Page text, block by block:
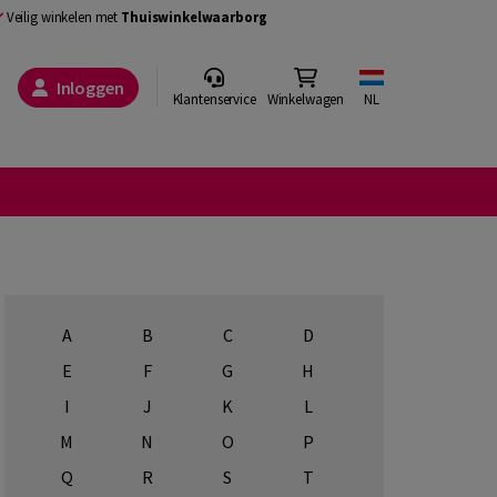
Veilig winkelen met Thuiswinkelwaarborg
Inloggen Klantenservice Winkelwagen NL
A B C
D
E
F G
H
I
J K
L
M
N O
P
Q
R S
T